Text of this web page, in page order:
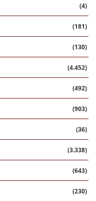
(4)
(181)
(130)
(4.452)
(492)
(903)
(36)
(3.338)
(643)
(230)